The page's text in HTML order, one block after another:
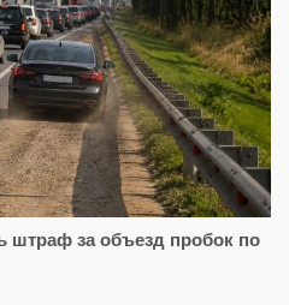
за объезд пробок по